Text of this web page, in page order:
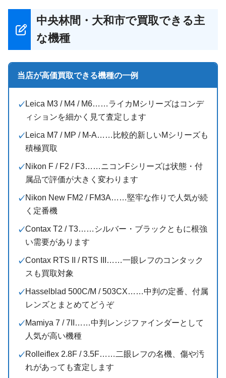
中央林間・大和市で買取できる主
な機種
当店が高価買取できる機種の一例
Leica M3 / M4 / M6……ライカMシリーズはコンデ
ィションを細かく見て査定します
Leica M7 / MP / M-A……比較的新しいMシリーズも
積極買取
Nikon F / F2 / F3……ニコンFシリーズは状態・付
属品で評価が大きく変わります
Nikon New FM2 / FM3A……堅牢な作りで人気が続
く定番機
Contax T2 / T3……シルバー・ブラックともに根強
い需要があります
Contax RTS II / RTS III……一眼レフのコンタック
スも買取対象
Hasselblad 500C/M / 503CX……中判の定番、付属
レンズとまとめてどうぞ
Mamiya 7 / 7II……中判レンジファインダーとして
人気が高い機種
Rolleiflex 2.8F / 3.5F……二眼レフの名機、傷や汚
れがあっても査定します